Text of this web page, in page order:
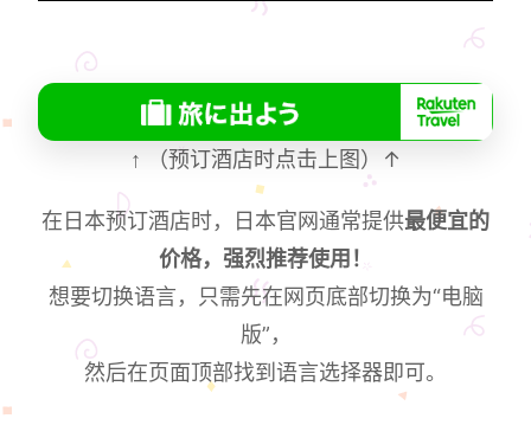
↑ （预订酒店时点击上图）↑
在日本预订酒店时，日本官网通常提供最便宜的
价格，强烈推荐使用！
想要切换语言，只需先在网页底部切换为“电脑
版”，
然后在页面顶部找到语言选择器即可。